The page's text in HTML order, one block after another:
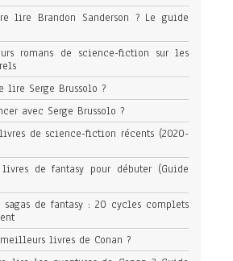
lire Brandon Sanderson ? Le guide
romans de science-fiction sur les
lire Serge Brussolo ?
avec Serge Brussolo ?
de science-fiction récents (2020-
de fantasy pour débuter (Guide
sagas de fantasy : 20 cycles complets
livres de Conan ?